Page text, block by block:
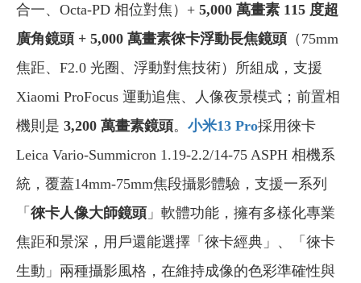
合一、Octa-PD 相位對焦）+ 5,000 萬畫素 115 度超
廣角鏡頭 + 5,000 萬畫素徠卡浮動長焦鏡頭（75mm
焦距、F2.0 光圈、浮動對焦技術）所組成，支援
Xiaomi ProFocus 運動追焦、人像夜景模式；前置相
機則是 3,200 萬畫素鏡頭。 小米13 Pro採用徠卡
Leica Vario-Summicron 1.19-2.2/14-75 ASPH 相機系
統，覆蓋14mm-75mm焦段攝影體驗，支援一系列
「 徠卡人像大師鏡頭」軟體功能，擁有多樣化專業
焦距和景深，用戶還能選擇「徠卡經典」、「徠卡
生動」兩種攝影風格，在維持成像的色彩準確性與